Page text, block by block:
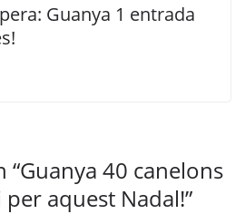
Guanya 1 entrada
“Guanya 40 canelons
per aquest Nadal!”